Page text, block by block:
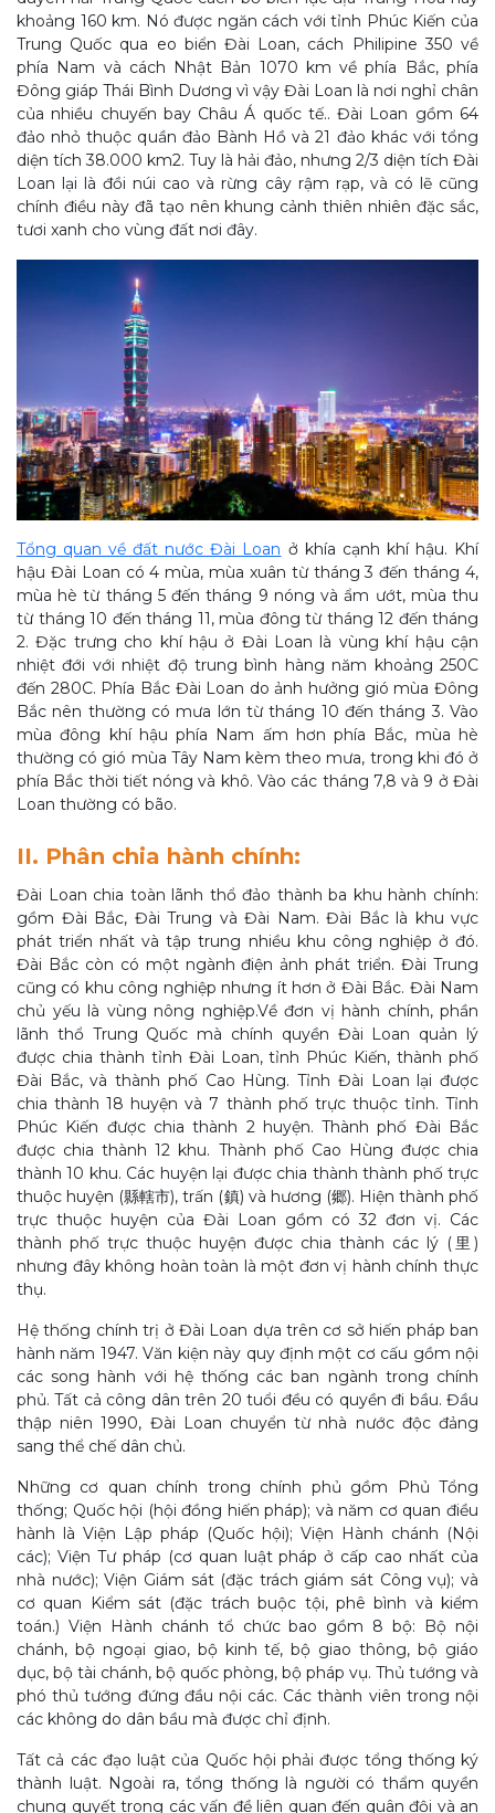
khoảng 160 km. Nó được ngăn cách với tỉnh Phúc Kiến của
Trung Quốc qua eo biển Đài Loan, cách Philipine 350 về
phía Nam và cách Nhật Bản 1070 km về phía Bắc, phía
Đông giáp Thái Bình Dương vì vậy Đài Loan là nơi nghỉ chân
của nhiều chuyến bay Châu Á quốc tế.. Đài Loan gồm 64
đảo nhỏ thuộc quần đảo Bành Hồ và 21 đảo khác với tổng
diện tích 38.000 km2. Tuy là hải đảo, nhưng 2/3 diện tích Đài
Loan lại là đồi núi cao và rừng cây rậm rạp, và có lẽ cũng
chính điều này đã tạo nên khung cảnh thiên nhiên đặc sắc,
tươi xanh cho vùng đất nơi đây.
Tổng quan về đất nước Đài Loan ở khía cạnh khí hậu. Khí
hậu Đài Loan có 4 mùa, mùa xuân từ tháng 3 đến tháng 4,
mùa hè từ tháng 5 đến tháng 9 nóng và ẩm ướt, mùa thu
từ tháng 10 đến tháng 11, mùa đông từ tháng 12 đến tháng
2. Đặc trưng cho khí hậu ở Đài Loan là vùng khí hậu cận
nhiệt đới với nhiệt độ trung bình hàng năm khoảng 250C
đến 280C. Phía Bắc Đài Loan do ảnh hưởng gió mùa Đông
Bắc nên thường có mưa lớn từ tháng 10 đến tháng 3. Vào
mùa đông khí hậu phía Nam ấm hơn phía Bắc, mùa hè
thường có gió mùa Tây Nam kèm theo mưa, trong khi đó ở
phía Bắc thời tiết nóng và khô. Vào các tháng 7,8 và 9 ở Đài
Loan thường có bão.
II. Phân chia hành chính:
Đài Loan chia toàn lãnh thổ đảo thành ba khu hành chính:
gồm Đài Bắc, Đài Trung và Đài Nam. Đài Bắc là khu vực
phát triển nhất và tập trung nhiều khu công nghiệp ở đó.
Đài Bắc còn có một ngành điện ảnh phát triển. Đài Trung
cũng có khu công nghiệp nhưng ít hơn ở Đài Bắc. Đài Nam
chủ yếu là vùng nông nghiệp.Về đơn vị hành chính, phần
lãnh thổ Trung Quốc mà chính quyền Đài Loan quản lý
được chia thành tỉnh Đài Loan, tỉnh Phúc Kiến, thành phố
Đài Bắc, và thành phố Cao Hùng. Tỉnh Đài Loan lại được
chia thành 18 huyện và 7 thành phố trực thuộc tỉnh. Tỉnh
Phúc Kiến được chia thành 2 huyện. Thành phố Đài Bắc
được chia thành 12 khu. Thành phố Cao Hùng được chia
thành 10 khu. Các huyện lại được chia thành thành phố trực
thuộc huyện (縣轄市), trấn (鎮) và hương (郷). Hiện thành phố
trực thuộc huyện của Đài Loan gồm có 32 đơn vị. Các
thành phố trực thuộc huyện được chia thành các lý (里)
nhưng đây không hoàn toàn là một đơn vị hành chính thực
thụ.
Hệ thống chính trị ở Đài Loan dựa trên cơ sở hiến pháp ban
hành năm 1947. Văn kiện này quy định một cơ cấu gồm nội
các song hành với hệ thống các ban ngành trong chính
phủ. Tất cả công dân trên 20 tuổi đều có quyền đi bầu. Đầu
thập niên 1990, Đài Loan chuyển từ nhà nước độc đảng
sang thể chế dân chủ.
Những cơ quan chính trong chính phủ gồm Phủ Tổng
thống; Quốc hội (hội đồng hiến pháp); và năm cơ quan điều
hành là Viện Lập pháp (Quốc hội); Viện Hành chánh (Nội
các); Viện Tư pháp (cơ quan luật pháp ở cấp cao nhất của
nhà nước); Viện Giám sát (đặc trách giám sát Công vụ); và
cơ quan Kiểm sát (đặc trách buộc tội, phê bình và kiểm
toán.) Viện Hành chánh tổ chức bao gồm 8 bộ: Bộ nội
chánh, bộ ngoại giao, bộ kinh tế, bộ giao thông, bộ giáo
dục, bộ tài chánh, bộ quốc phòng, bộ pháp vụ. Thủ tướng và
phó thủ tướng đứng đầu nội các. Các thành viên trong nội
các không do dân bầu mà được chỉ định.
Tất cả các đạo luật của Quốc hội phải được tổng thống ký
thành luật. Ngoài ra, tổng thống là người có thẩm quyền
chung quyết trong các vấn đề liên quan đến quân đội và an